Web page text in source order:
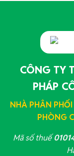
CÔNG TY
PHÁP
NHÀ PHÂN
PHÒNG
Mã số thuế